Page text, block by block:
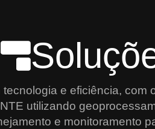
e eficiência, com
utilizando
e monitoramento